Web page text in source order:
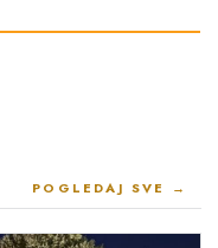
POGLEDAJ SVE →